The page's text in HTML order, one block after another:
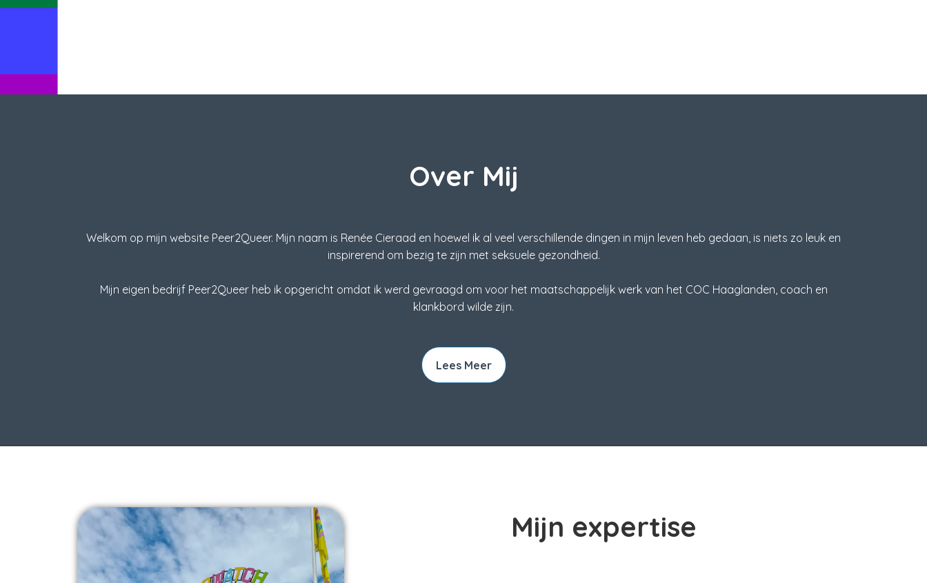
Over Mij
Welkom op mijn website Peer2Queer. Mijn naam is Renée Cieraad en hoewel ik al veel verschillende dingen in mijn leven heb gedaan, is niets zo leuk en
inspirerend om bezig te zijn met seksuele gezondheid.
Mijn eigen bedrijf Peer2Queer heb ik opgericht omdat ik werd gevraagd om voor het maatschappelijk werk van het COC Haaglanden, coach en
klankbord wilde zijn.
Lees Meer
Mijn expertise